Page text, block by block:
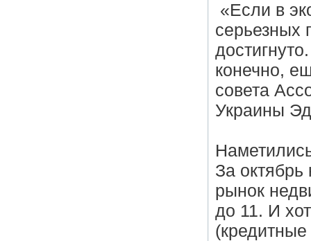
«Если в
серьезных
конечно,
совета
Украины
За октябрь
рынок
до 11. И
(кредитные